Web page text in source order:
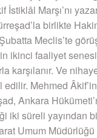
İstiklâl Marşı’nı
birlikte
Meclis’te
ikinci faaliyet
karşılanır. Ve
edilir. Mehmed
Ankara
iki süreli yayından
Umum Müdürlüğü